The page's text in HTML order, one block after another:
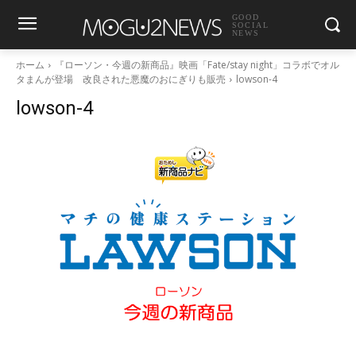
GOOD
SOCIAL
NEWS
ホーム
『ローソン・今週の新商品』映画「Fate/stay night」コラボでオル
タまんが登場 改良された悪魔のおにぎりも販売
lowson-4
lowson-4